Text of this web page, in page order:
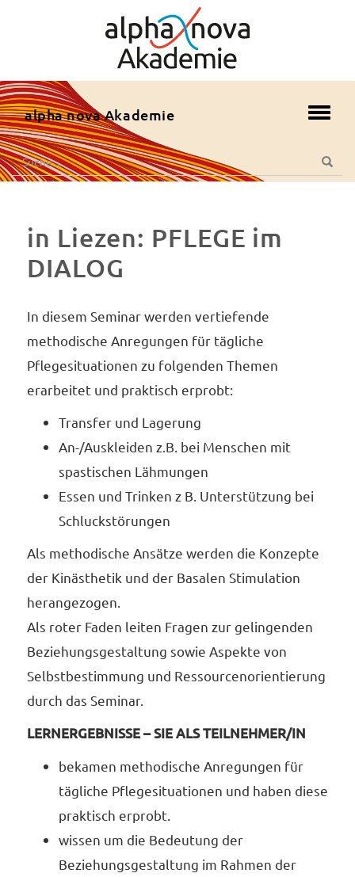
zur
Fusszeile
zur
Suche
alpha nova Akademie
Suche
nach:
in Liezen: PFLEGE im
DIALOG
In diesem Seminar werden vertiefende
methodische Anregungen für tägliche
Pflegesituationen zu folgenden Themen
erarbeitet und praktisch erprobt:
Transfer und Lagerung
An-/Auskleiden z.B. bei Menschen mit
spastischen Lähmungen
Essen und Trinken z B. Unterstützung bei
Schluckstörungen
Als methodische Ansätze werden die Konzepte
der Kinästhetik und der Basalen Stimulation
herangezogen.
Als roter Faden leiten Fragen zur gelingenden
Beziehungsgestaltung sowie Aspekte von
Selbstbestimmung und Ressourcenorientierung
durch das Seminar.
LERNERGEBNISSE – SIE ALS TEILNEHMER/IN
bekamen methodische Anregungen für
tägliche Pflegesituationen und haben diese
praktisch erprobt.
wissen um die Bedeutung der
Beziehungsgestaltung im Rahmen der